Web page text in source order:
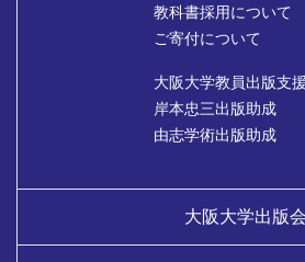
教科書採用について
ご寄付について
大阪大学教員出版支
岸本忠三出版助成
由志学術出版助成
大阪大学出版会